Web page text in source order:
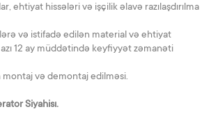
ehtiyat hissələri və işçilik əlavə razılaşdırılma
və istifadə edilən material və ehtiyat
12 ay müddətində keyfiyyət zəmanəti
montaj və demontaj edilməsi.
Siyahisı.